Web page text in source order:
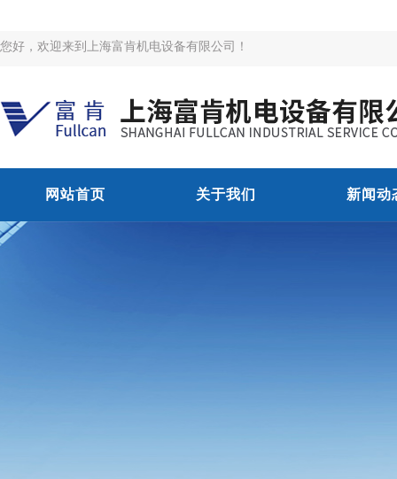
您好，欢迎来到上海富肯机电设备有限公司！
网站首页 关于我们 新闻动